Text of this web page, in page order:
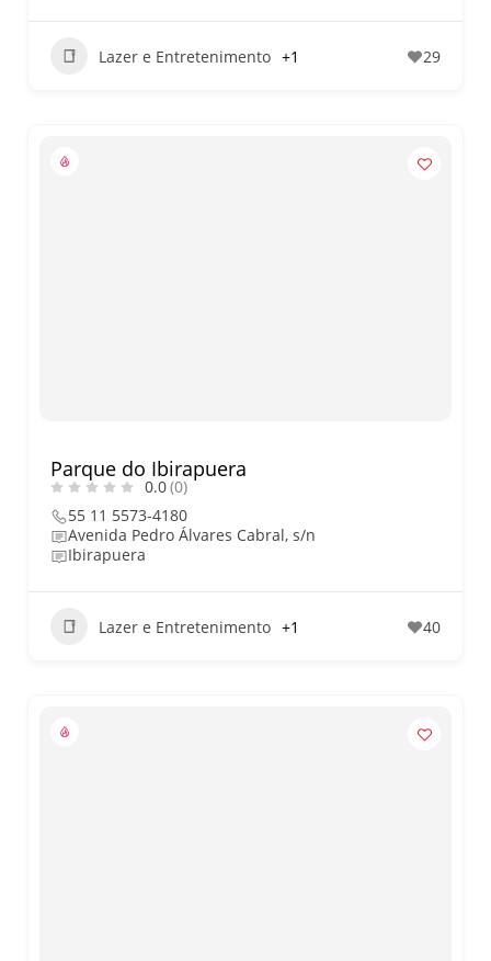
Lazer e Entretenimento +1 29
Parque do Ibirapuera
0.0(0)
55 11 5573-4180
Avenida Pedro Álvares Cabral, s/n
Ibirapuera
Lazer e Entretenimento +1 40